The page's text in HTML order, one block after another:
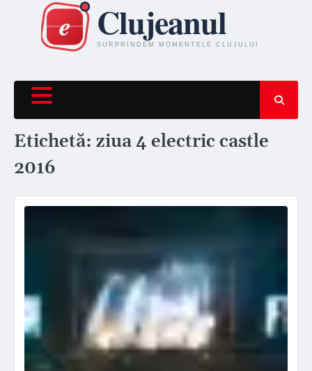
content
Etichetă: ziua 4 electric castle
2016